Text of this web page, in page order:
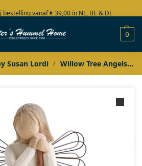
vanaf € 39,00 in NL, BE & DE
collectie in voorraad
0
Susan Lordi / Willow Tree Angels